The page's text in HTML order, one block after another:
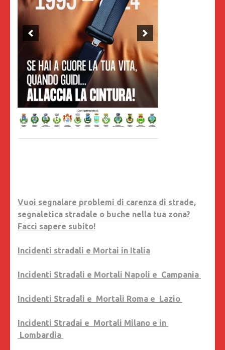
Vuoi segnalare problemi di carenza di strade,
segnaletica stradale o buche nella tua zona?
Facci sapere subito!
Incidenti stradali e Mortai in Italia
Incidenti Stradali e Mortali Napoli e Campania
Incidenti Stradali e Mortali Roma e Lazio
Incidenti Stradai e Mortali Milano e in
Lombardia